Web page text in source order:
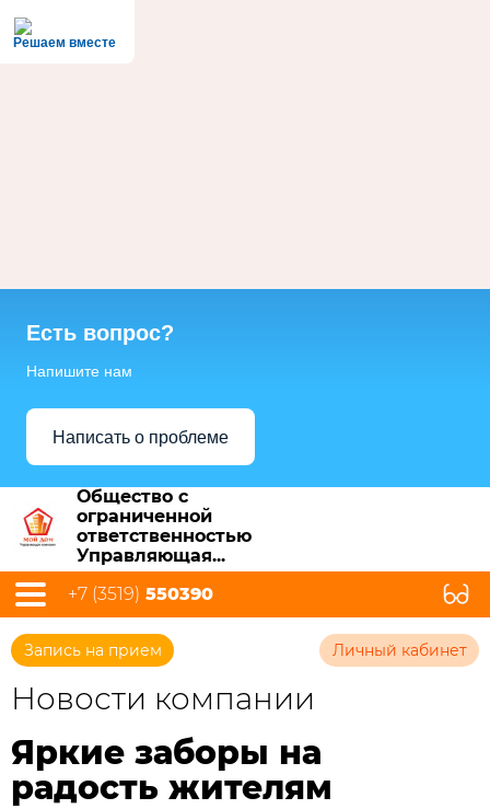
Решаем вместе
Есть вопрос?
Напишите нам
Написать о проблеме
Общество с
ограниченной
ответственностью
Управляющая...
+7 (3519) 550390
Запись на прием Личный кабинет
Новости компании
Яркие заборы на
радость жителям